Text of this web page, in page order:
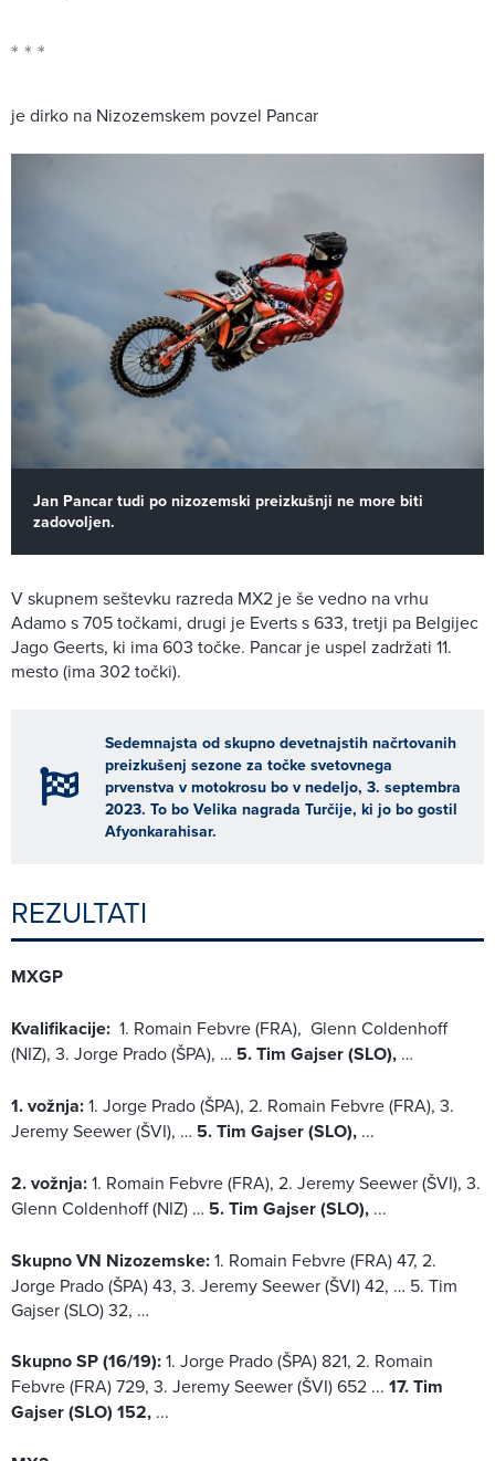
je dirko na Nizozemskem povzel Pancar
Jan Pancar tudi po nizozemski preizkušnji ne more biti
zadovoljen.
V skupnem seštevku razreda MX2 je še vedno na vrhu
Adamo s 705 točkami, drugi je Everts s 633, tretji pa Belgijec
Jago Geerts, ki ima 603 točke. Pancar je uspel zadržati 11.
mesto (ima 302 točki).
Sedemnajsta od skupno devetnajstih načrtovanih
preizkušenj sezone za točke svetovnega
prvenstva v motokrosu bo v nedeljo, 3. septembra
2023. To bo Velika nagrada Turčije, ki jo bo gostil
Afyonkarahisar.
REZULTATI
MXGP
Kvalifikacije: 1. Romain Febvre (FRA), Glenn Coldenhoff
(NIZ), 3. Jorge Prado (ŠPA), … 5. Tim Gajser (SLO), …
1. vožnja:1. Jorge Prado (ŠPA), 2. Romain Febvre (FRA), 3.
Jeremy Seewer (ŠVI), … 5. Tim Gajser (SLO), ...
2. vožnja:1. Romain Febvre (FRA), 2. Jeremy Seewer (ŠVI), 3.
Glenn Coldenhoff (NIZ) … 5. Tim Gajser (SLO), ...
Skupno VN Nizozemske:1. Romain Febvre (FRA) 47, 2.
Jorge Prado (ŠPA) 43, 3. Jeremy Seewer (ŠVI) 42, … 5. Tim
Gajser (SLO) 32, …
Skupno SP (16/19):1. Jorge Prado (ŠPA) 821, 2. Romain
Febvre (FRA) 729, 3. Jeremy Seewer (ŠVI) 652 ... 17. Tim
Gajser (SLO) 152, ...